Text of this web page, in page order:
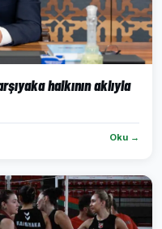
halkının aklıyla
Oku →